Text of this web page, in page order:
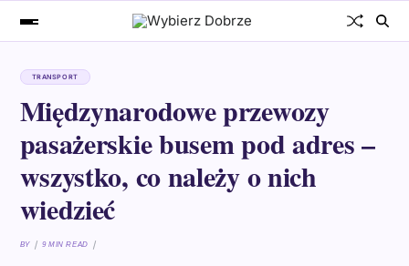
TRANSPORT
Międzynarodowe przewozy
pasażerskie busem pod adres –
wszystko, co należy o nich
wiedzieć
BY 9 MIN READ